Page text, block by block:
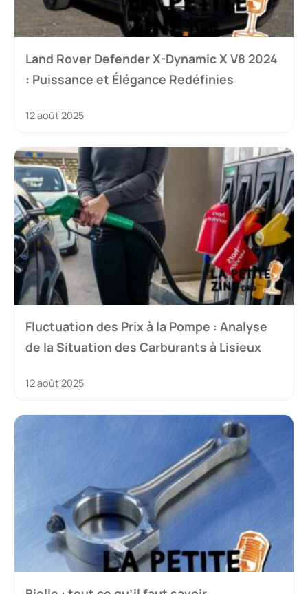
Land Rover Defender X-Dynamic X V8 2024
: Puissance et Élégance Redéfinies
12 août 2025
Fluctuation des Prix à la Pompe : Analyse
de la Situation des Carburants à Lisieux
12 août 2025